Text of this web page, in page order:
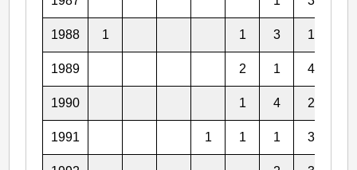
1988 1 1 3 1
1989 2 1 4
1990 1 4 2
1991 1 1 1 3